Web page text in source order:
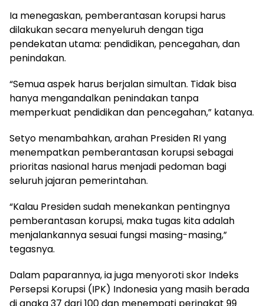
Ia menegaskan, pemberantasan korupsi harus
dilakukan secara menyeluruh dengan tiga
pendekatan utama: pendidikan, pencegahan, dan
penindakan.
“Semua aspek harus berjalan simultan. Tidak bisa
hanya mengandalkan penindakan tanpa
memperkuat pendidikan dan pencegahan,” katanya.
Setyo menambahkan, arahan Presiden RI yang
menempatkan pemberantasan korupsi sebagai
prioritas nasional harus menjadi pedoman bagi
seluruh jajaran pemerintahan.
“Kalau Presiden sudah menekankan pentingnya
pemberantasan korupsi, maka tugas kita adalah
menjalankannya sesuai fungsi masing-masing,”
tegasnya.
Dalam paparannya, ia juga menyoroti skor Indeks
Persepsi Korupsi (IPK) Indonesia yang masih berada
di angka 37 dari 100 dan menempati peringkat 99